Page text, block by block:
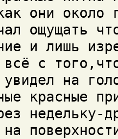
они около
ощущать
и лишь
всё с
на
красные
недельку-